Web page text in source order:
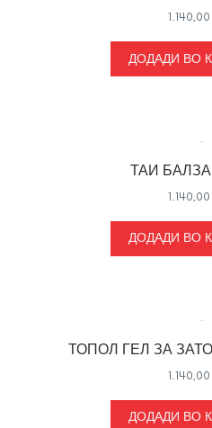
1.140,00
ДОДАДИ ВО
ТАИ
1.140,00
ДОДАДИ ВО
ТОПОЛ ГЕЛ ЗА
1.140,00
ДОДАДИ ВО